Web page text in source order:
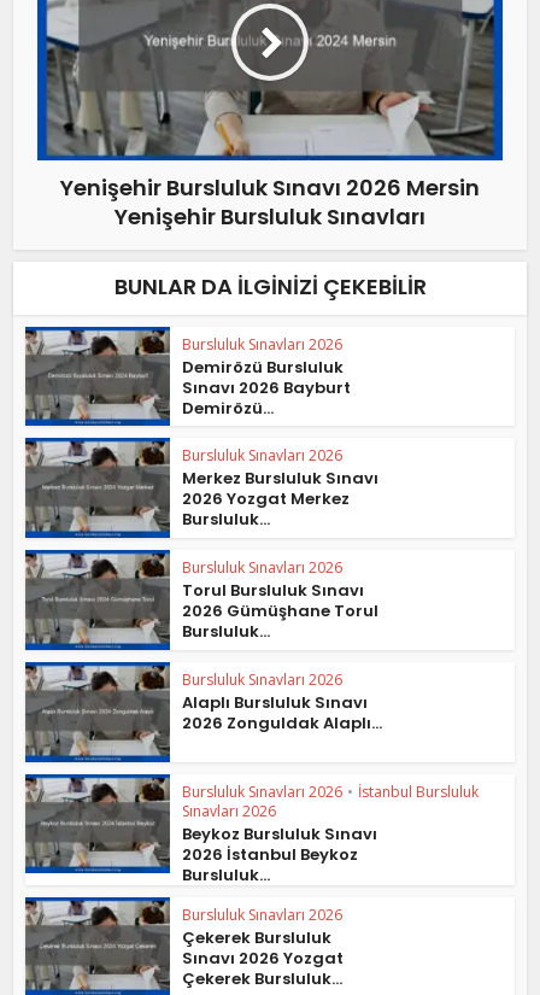
Yenişehir Bursluluk Sınavı 2026 Mersin
Yenişehir Bursluluk Sınavları
BUNLAR DA İLGINIZI ÇEKEBILIR
Bursluluk Sınavları 2026
Demirözü Bursluluk
Sınavı 2026 Bayburt
Demirözü...
Bursluluk Sınavları 2026
Merkez Bursluluk Sınavı
2026 Yozgat Merkez
Bursluluk...
Bursluluk Sınavları 2026
Torul Bursluluk Sınavı
2026 Gümüşhane Torul
Bursluluk...
Bursluluk Sınavları 2026
Alaplı Bursluluk Sınavı
2026 Zonguldak Alaplı...
Bursluluk Sınavları 2026 • İstanbul Bursluluk
Sınavları 2026
Beykoz Bursluluk Sınavı
2026 İstanbul Beykoz
Bursluluk...
Bursluluk Sınavları 2026
Çekerek Bursluluk
Sınavı 2026 Yozgat
Çekerek Bursluluk...